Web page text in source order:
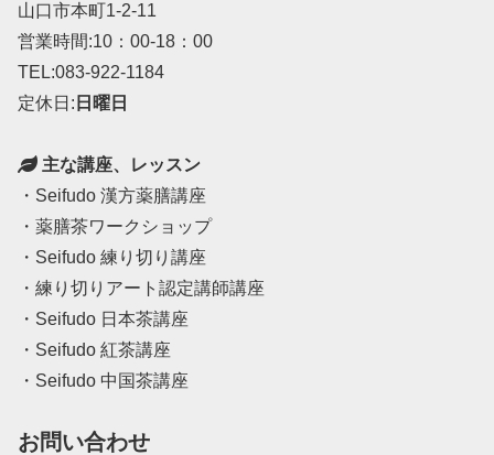
山口市本町1-2-11
営業時間:10：00-18：00
TEL:083-922-1184
定休日: 日曜日
主な講座、レッスン
・Seifudo 漢方薬膳講座
・薬膳茶ワークショップ
・Seifudo 練り切り講座
・練り切りアート認定講師講座
・Seifudo 日本茶講座
・Seifudo 紅茶講座
・Seifudo 中国茶講座
お問い合わせ